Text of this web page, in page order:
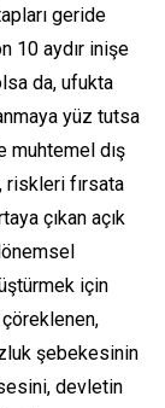
geride
10 aydır inişe
da, ufukta
yüz tutsa
muhtemel dış
riskleri fırsata
çıkan açık
için
şebekesinin
devletin